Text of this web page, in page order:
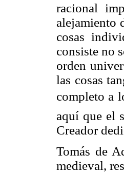
racional
alejamiento
cosas
consiste no
orden
las cosas
completo a
aquí que el
Creador
Tomás de
medieval,